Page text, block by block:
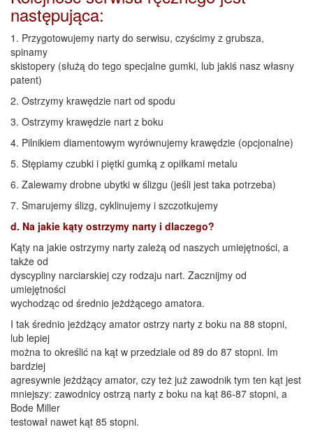
następująca:
1. Przygotowujemy narty do serwisu, czyścimy z grubsza,
spinamy
skistopery (służą do tego specjalne gumki, lub jakiś nasz własny
patent)
2. Ostrzymy krawędzie nart od spodu
3. Ostrzymy krawędzie nart z boku
4. Pilnikiem diamentowym wyrównujemy krawędzie (opcjonalne)
5. Stępiamy czubki i piętki gumką z opiłkami metalu
6. Zalewamy drobne ubytki w ślizgu (jeśli jest taka potrzeba)
7. Smarujemy ślizg, cyklinujemy i szczotkujemy
d. Na jakie kąty ostrzymy narty i dlaczego?
Kąty na jakie ostrzymy narty zależą od naszych umiejętności, a
także od
dyscypliny narciarskiej czy rodzaju nart. Zacznijmy od
umiejętności
wychodząc od średnio jeżdżącego amatora.
I tak średnio jeżdżący amator ostrzy narty z boku na 88 stopni,
lub lepiej
można to określić na kąt w przedziale od 89 do 87 stopni. Im
bardziej
agresywnie jeżdżący amator, czy też już zawodnik tym ten kąt jest
mniejszy: zawodnicy ostrzą narty z boku na kąt 86-87 stopni, a
Bode Miller
testował nawet kąt 85 stopni.